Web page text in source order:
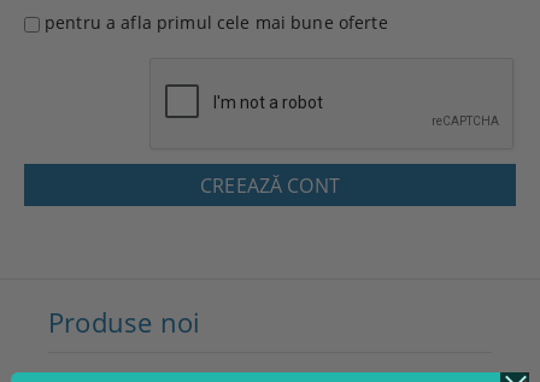
pentru a afla primul cele mai bune oferte
Produse noi